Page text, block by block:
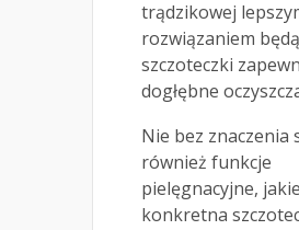
trądzikowej
rozwiązaniem będą
szczoteczki
dogłębne
Nie bez znaczenia
również funkcje
pielęgnacyjne,
konkretna